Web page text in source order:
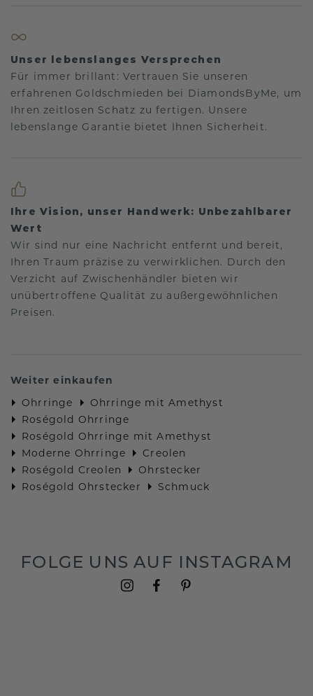
Unser lebenslanges Versprechen
Für immer brillant: Vertrauen Sie unseren
erfahrenen Goldschmieden bei DiamondsByMe, um
Ihren zeitlosen Schatz zu fertigen. Unsere
lebenslange Garantie bietet Ihnen Sicherheit.
Ihre Vision, unser Handwerk: Unbezahlbarer
Wert
Wir sind nur eine Nachricht entfernt und bereit,
Ihren Traum präzise zu verwirklichen. Durch den
Verzicht auf Zwischenhändler bieten wir
unübertroffene Qualität zu außergewöhnlichen
Preisen.
Weiter einkaufen
Ohrringe
Ohrringe mit Amethyst
Roségold Ohrringe
Roségold Ohrringe mit Amethyst
Moderne Ohrringe
Creolen
Roségold Creolen
Ohrstecker
Roségold Ohrstecker
Schmuck
FOLGE UNS AUF INSTAGRAM